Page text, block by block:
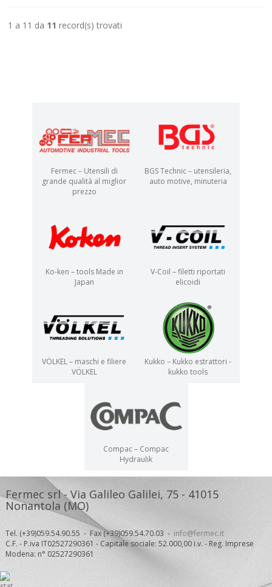
1 a 11 da 11 record(s) trovati
Fermec – Utensili di
grande qualità al miglior
prezzo
BGS Technic – utensileria,
auto motive, minuteria
Ko-ken – tools Made in
Japan
V-Coil – filetti riportati
elicoidi
VÖLKEL – maschi e filiere
VÖLKEL
Kukko – Kukko estrattori -
kukko tools
Compac – Compac
Hydraulik
Fermec srl - Via Galileo Galilei, 75 - 41015
Nonantola (MO)
Tel. (+39)059.54.90.55 - Fax (+39)059.54.70.03 - info@fermec.it
C.F. - P.iva IT02527290361 - Capitale sociale: 52.000,00 i.v. - Reg. Imprese
Modena: n° 02527290361